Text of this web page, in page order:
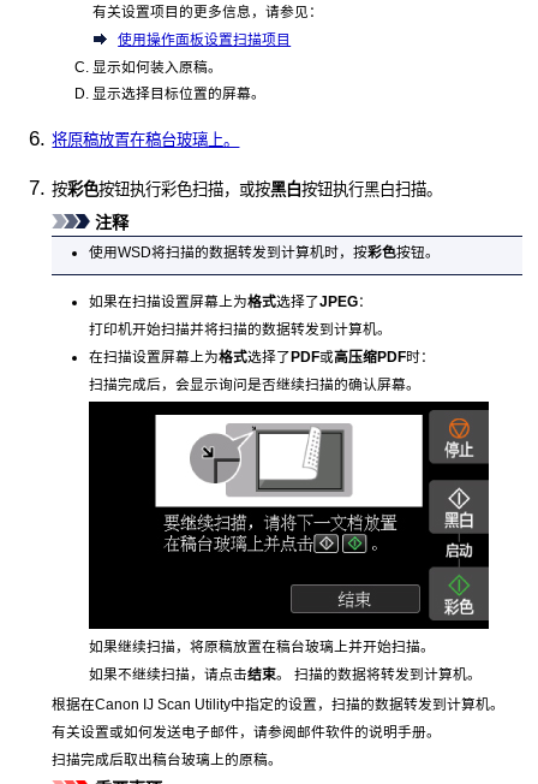
有关设置项目的更多信息，请参见：
使用操作面板设置扫描项目
显示如何装入原稿。
显示选择目标位置的屏幕。
将原稿放置在稿台玻璃上。
按彩色按钮执行彩色扫描，或按黑白按钮执行黑白扫描。
注释
使用WSD将扫描的数据转发到计算机时，按彩色按钮。
如果在扫描设置屏幕上为格式选择了JPEG：
打印机开始扫描并将扫描的数据转发到计算机。
在扫描设置屏幕上为格式选择了 PDF或高压缩PDF时：
扫描完成后，会显示询问是否继续扫描的确认屏幕。
如果继续扫描，将原稿放置在稿台玻璃上并开始扫描。
如果不继续扫描，请点击结束。
扫描的数据将转发到计算机。
根据在Canon IJ Scan Utility中指定的设置，扫描的数据转发到计算机。
有关设置或如何发送电子邮件，请参阅邮件软件的说明手册。
扫描完成后取出稿台玻璃 上的原稿。